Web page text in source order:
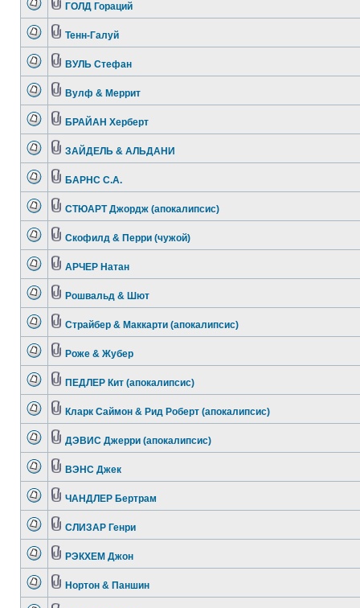
ГОЛД Гораций
Тенн-Галуй
ВУЛЬ Стефан
Вулф & Меррит
БРАЙАН Херберт
ЗАЙДЕЛЬ & АЛЬДАНИ
БАРНС С.А.
СТЮАРТ Джордж (апокалипсис)
Скофилд & Перри (чужой)
АРЧЕР Натан
Рошвальд & Шют
Страйбер & Маккарти (апокалипсис)
Роже & Жубер
ПЕДЛЕР Кит (апокалипсис)
Кларк Саймон & Рид Роберт (апокалипсис)
ДЭВИС Джерри (апокалипсис)
ВЭНС Джек
ЧАНДЛЕР Бертрам
СЛИЗАР Генри
РЭКХЕМ Джон
Нортон & Паншин